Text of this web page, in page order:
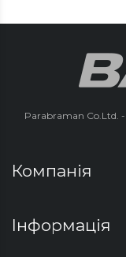
Parabraman Co.Ltd.
Компанія
Інформація